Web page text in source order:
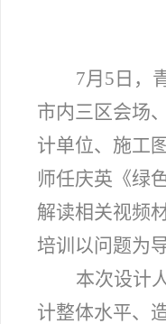
7月5日，
市内三区会场
计单位、施工
师任庆英《绿
解读相关视频
培训以问题为
本次设计
计整体水平、